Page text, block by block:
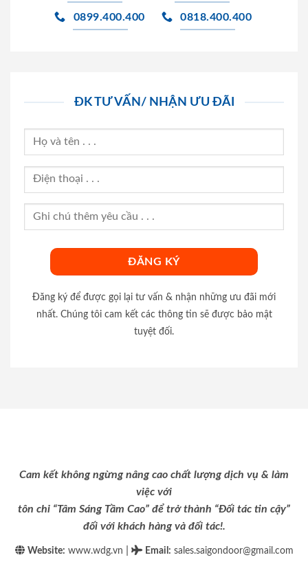
0899.400.400 0818.400.400
ĐK TƯ VẤN/ NHẬN ƯU ĐÃI
Đăng ký để được gọi lại tư vấn & nhận những ưu đãi mới
nhất. Chúng tôi cam kết các thông tin sẽ được bảo mật
tuyệt đối.
Cam kết không ngừng nâng cao chất lượng dịch vụ & làm
việc với
tôn chỉ “Tâm Sáng Tầm Cao” để trở thành “Đối tác tin cậy”
đối với khách hàng và đối tác!.
Website: www.wdg.vn Email : sales.saigondoor@gmail.com